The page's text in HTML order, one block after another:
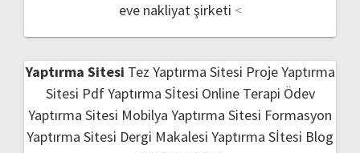
eve nakliyat şirketi <
Yaptırma Sitesi Tez Yaptırma Sitesi Proje Yaptırma
Sitesi Pdf Yaptırma Sİtesi Online Terapi Ödev
Yaptırma Sitesi Mobilya Yaptırma Sitesi Formasyon
Yaptırma Sitesi Dergi Makalesi Yaptırma Sİtesi Blog